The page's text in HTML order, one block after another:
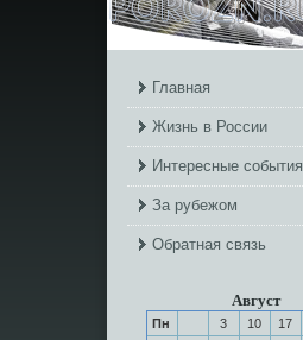
Главная
Жизнь в России
Интересные события
За рубежом
Обратная связь
Август
Пн 3 10 17